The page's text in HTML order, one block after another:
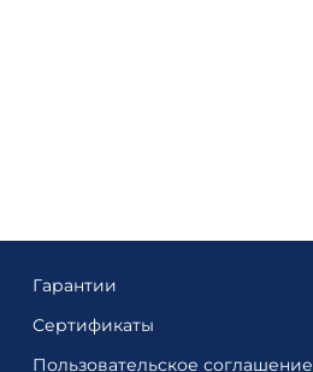
Гарантии
Сертификаты
Пользовательское соглашение